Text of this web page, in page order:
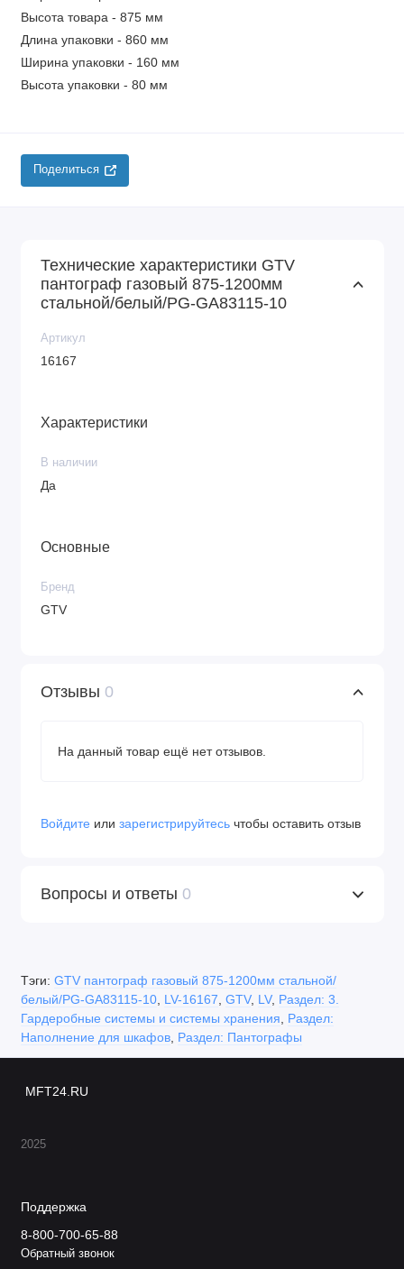
Высота товара - 875 мм
Длина упаковки - 860 мм
Ширина упаковки - 160 мм
Высота упаковки - 80 мм
Поделиться
Технические характеристики GTV
пантограф газовый 875-1200мм
стальной/белый/PG-GA83115-10
Артикул
16167
Характеристики
В наличии
Да
Основные
Бренд
GTV
Отзывы 0
На данный товар ещё нет отзывов.
Войдите или зарегистрируйтесь чтобы оставить отзыв
Вопросы и ответы 0
Тэги: GTV пантограф газовый 875-1200мм стальной/
белый/PG-GA83115-10, LV-16167, GTV, LV, Раздел: 3.
Гардеробные системы и системы хранения, Раздел:
Наполнение для шкафов, Раздел: Пантографы
MFT24.RU
2025
Поддержка
8-800-700-65-88
Обратный звонок